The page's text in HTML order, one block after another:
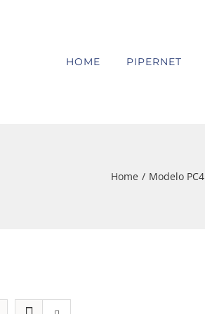
HOME PIPERNET
Home / Modelo PC4